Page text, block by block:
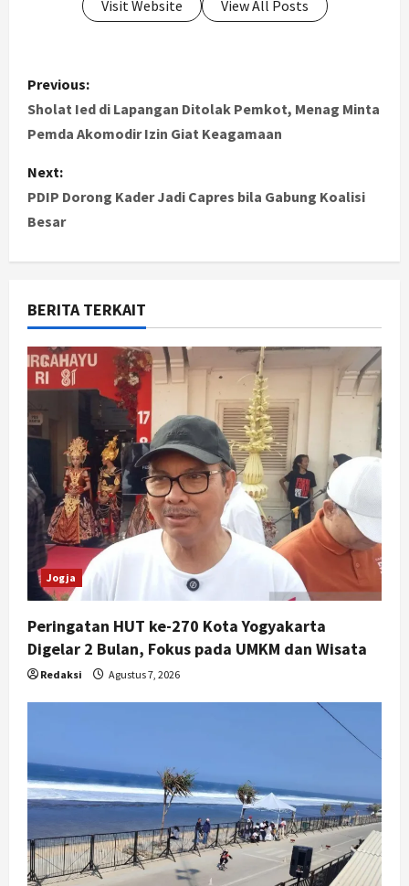
Visit Website View All Posts
P
o
t
n
a
v
i
g
a
t
i
o
n
Previous:
Sholat Ied di Lapangan Ditolak Pemkot, Menag Minta
Pemda Akomodir Izin Giat Keagamaan
Next:
PDIP Dorong Kader Jadi Capres bila Gabung Koalisi
Besar
BERITA TERKAIT
Jogja
Peringatan HUT ke-270 Kota Yogyakarta
Digelar 2 Bulan, Fokus pada UMKM dan Wisata
Redaksi Agustus 7, 2026